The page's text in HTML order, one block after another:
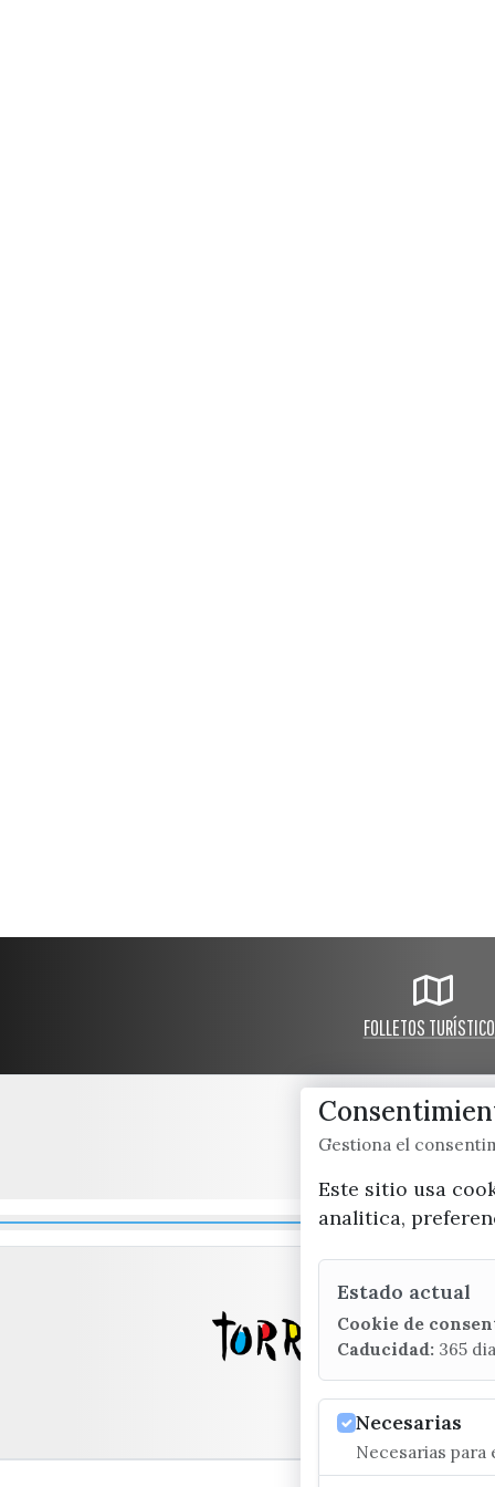
FOLLETOS
Gestiona el
Este sitio usa
analitica,
Estado actual
Cookie de
Caducidad: 365
Necesarias
Necesarias